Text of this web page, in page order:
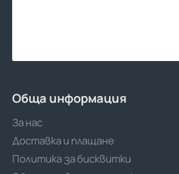
Обща информация
За нас
Доставка и плащане
Политика за бисквитки